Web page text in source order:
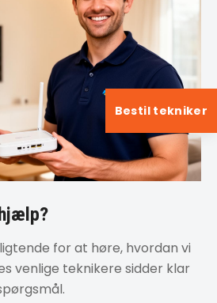
for at høre, hvordan vi
venlige teknikere sidder klar
Bestil tekniker